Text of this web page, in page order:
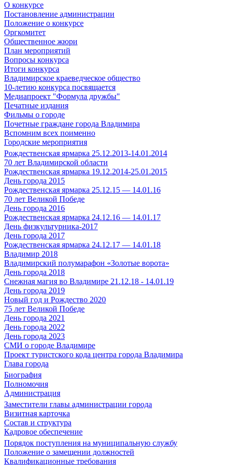
О конкурсе
Постановление администрации
Положение о конкурсе
Оргкомитет
Общественное жюри
План мероприятий
Вопросы конкурса
Итоги конкурса
Владимирское краеведческое общество
10-летию конкурса посвящается
Медиапроект "Формула дружбы"
Печатные издания
Фильмы о городе
Почетные граждане города Владимира
Вспомним всех поименно
Городские мероприятия
Рождественская ярмарка 25.12.2013-14.01.2014
70 лет Владимирской области
Рождественская ярмарка 19.12.2014-25.01.2015
День города 2015
Рождественская ярмарка 25.12.15 — 14.01.16
70 лет Великой Победе
День города 2016
Рождественская ярмарка 24.12.16 — 14.01.17
День физкультурника-2017
День города 2017
Рождественская ярмарка 24.12.17 — 14.01.18
Владимир 2018
Владимирский полумарафон «Золотые ворота»
День города 2018
Снежная магия во Владимире 21.12.18 - 14.01.19
День города 2019
Новый год и Рождество 2020
75 лет Великой Победе
День города 2021
День города 2022
День города 2023
СМИ о городе Владимире
Проект туристского кода центра города Владимира
Глава города
Биография
Полномочия
Администрация
Заместители главы администрации города
Визитная карточка
Состав и структура
Кадровое обеспечение
Порядок поступления на муниципальную службу
Положение о замещении должностей
Квалификационные требования